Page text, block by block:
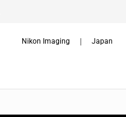
Nikon Imaging ｜ Japan